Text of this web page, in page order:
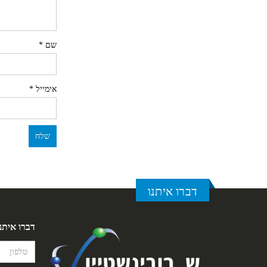
שם*
אימייל*
דברו איתנו
דברו